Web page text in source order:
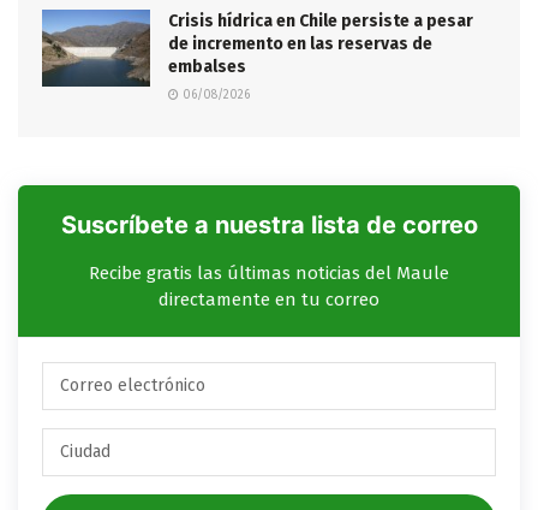
Crisis hídrica en Chile persiste a pesar
de incremento en las reservas de
embalses
06/08/2026
Suscríbete a nuestra lista de correo
Recibe gratis las últimas noticias del Maule
directamente en tu correo